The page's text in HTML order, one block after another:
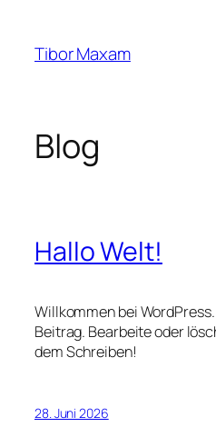
springen
Tibor Maxam
Blog
Hallo Welt!
Willkommen bei
Beitrag. Bearbeite oder
dem Schreiben!
28. Juni 2026